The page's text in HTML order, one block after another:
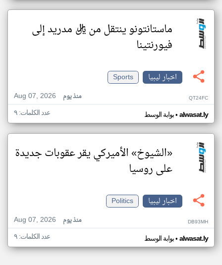
ماستانتونو ينتقل من ريال مدريد إلى
فيورنتينا
اخبار ليبيا
Sports
Aug 07, 2026
منذ يوم QT24FC
بوابة الوسط• alwasat.ly عدد الكلمات: ٩
«الشيوخ» الأميركي يقر عقوبات جديدة
على روسيا
اخبار ليبيا
Politics
Aug 07, 2026
منذ يوم DB93MH
بوابة الوسط• alwasat.ly عدد الكلمات: ٩